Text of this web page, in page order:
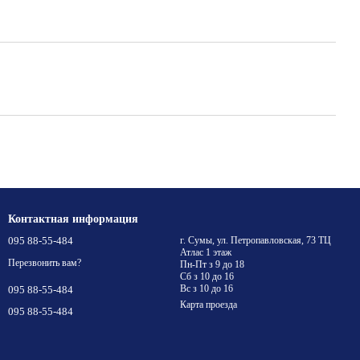
Контактная информация
095 88-55-484
Перезвонить вам?
095 88-55-484
095 88-55-484
г. Сумы, ул. Петропавловская, 73 ТЦ
Атлас 1 этаж
Пн-Пт з 9 до 18
Сб з 10 до 16
Вс з 10 до 16
Карта проезда